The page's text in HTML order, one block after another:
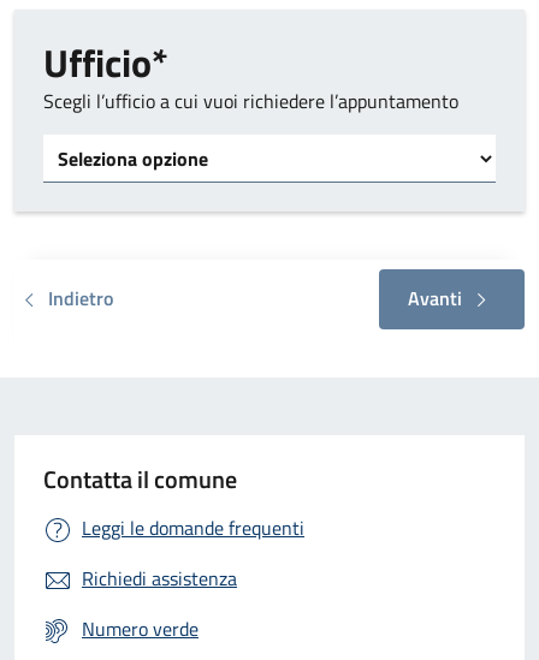
Ufficio*
Scegli l’ufficio a cui vuoi richiedere l’appuntamento
Tipo di ufficio
Indietro Avanti
Contatta il comune
Leggi le domande frequenti
Richiedi assistenza
Numero verde